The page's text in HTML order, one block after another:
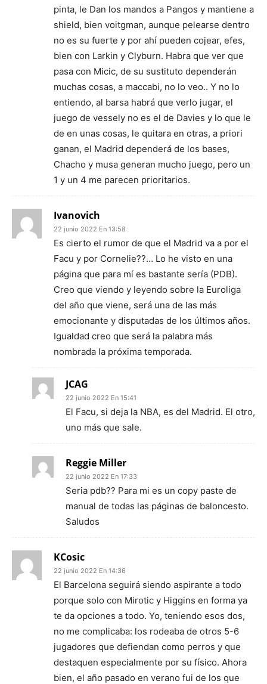
pinta, le Dan los mandos a Pangos y mantiene a
shield, bien voitgman, aunque pelearse dentro
no es su fuerte y por ahí pueden cojear, efes,
bien con Larkin y Clyburn. Habra que ver que
pasa con Micic, de su sustituto dependerán
muchas cosas, a maccabi, no lo veo.. Y no lo
entiendo, al barsa habrá que verlo jugar, el
juego de vessely no es el de Davies y lo que le
de en unas cosas, le quitara en otras, a priori
ganan, el Madrid dependerá de los bases,
Chacho y musa generan mucho juego, pero un
1 y un 4 me parecen prioritarios.
Ivanovich
22 junio 2022 En 13:58
Es cierto el rumor de que el Madrid va a por el
Facu y por Cornelie??… Lo he visto en una
página que para mí es bastante sería (PDB).
Creo que viendo y leyendo sobre la Euroliga
del año que viene, será una de las más
emocionante y disputadas de los últimos años.
Igualdad creo que será la palabra más
nombrada la próxima temporada.
JCAG
22 junio 2022 En 15:41
El Facu, si deja la NBA, es del Madrid. El otro,
uno más que sale.
Reggie Miller
22 junio 2022 En 17:33
Seria pdb?? Para mi es un copy paste de
manual de todas las páginas de baloncesto.
Saludos
KCosic
22 junio 2022 En 14:36
El Barcelona seguirá siendo aspirante a todo
porque solo con Mirotic y Higgins en forma ya
te da opciones a todo. Yo, teniendo esos dos,
no me complicaba: los rodeaba de otros 5-6
jugadores que defiendan como perros y que
destaquen especialmente por su físico. Ahora
bien, el año pasado en verano fui de los que